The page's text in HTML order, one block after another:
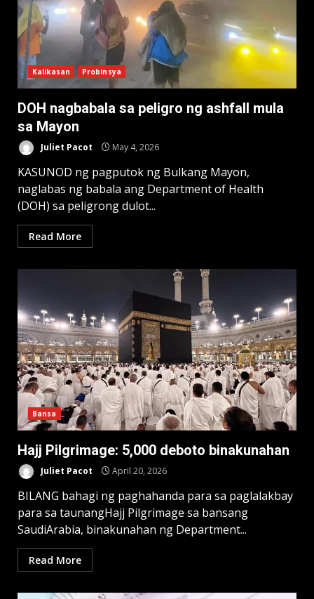
Kalikasan Probinsya
DOH nagbabala sa peligro ng ashfall mula
sa Mayon
Juliet Pacot May 4, 2026
KASUNOD ng pagputok ng Bulkang Mayon,
naglabas ng babala ang Department of Health
(DOH) sa peligrong dulot...
Read More
Bansa
Hajj Pilgrimage: 5,000 deboto binakunahan
Juliet Pacot April 20, 2026
BILANG bahagi ng paghahanda para sa paglalakbay
para sa taunangHajj Pilgrimage sa bansang
SaudiArabia, binakunahan ng Department...
Read More